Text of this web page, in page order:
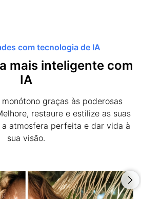
com tecnologia de IA
mais inteligente com
IA
graças às poderosas
restaure e estilize as suas
atmosfera perfeita e dar vida à
sua visão.